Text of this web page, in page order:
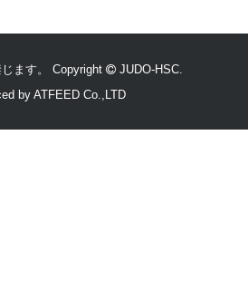
ます。 Copyright
JUDO-HSC.
by ATFEED Co.,LTD